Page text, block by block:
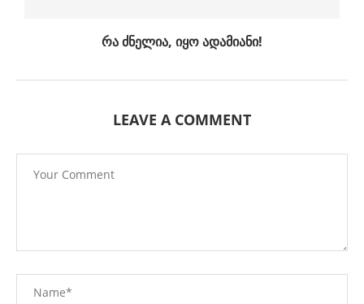
რა ძნელია, იყო ადამიანი!
LEAVE A COMMENT